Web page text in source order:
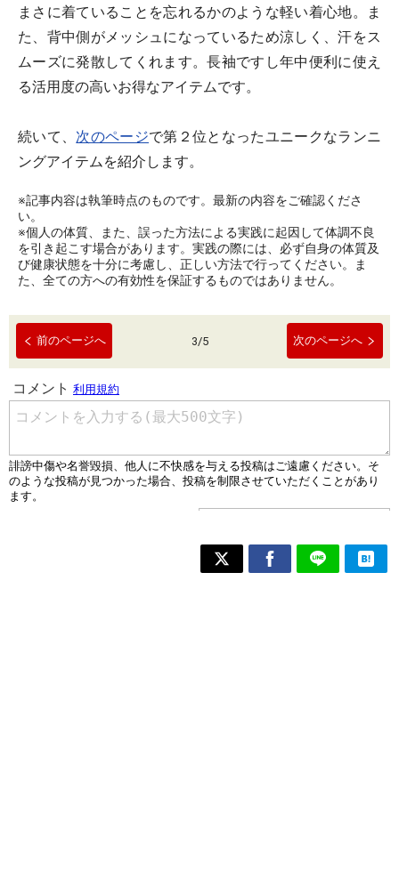
まさに着ていることを忘れるかのような軽い着心地。ま
た、背中側がメッシュになっているため涼しく、汗をス
ムーズに発散してくれます。長袖ですし年中便利に使え
る活用度の高いお得なアイテムです。
続いて、 次のページで第２位となったユニークなランニ
ングアイテムを紹介します。
※記事内容は執筆時点のものです。最新の内容をご確認くださ
い。
※個人の体質、また、誤った方法による実践に起因して体調不良
を引き起こす場合があります。実践の際には、必ず自身の体質及
び健康状態を十分に考慮し、正しい方法で行ってください。ま
た、全ての方への有効性を保証するものではありません。
前のページへ 3/5 次のページへ